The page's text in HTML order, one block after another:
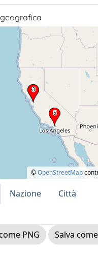
©OpenStreetMap
Nazione
Città
PNG
Salva come